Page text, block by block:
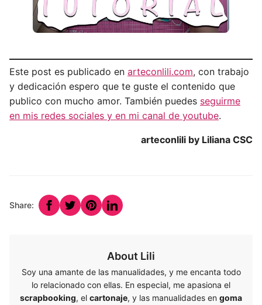
Este post es publicado en arteconlili.com, con trabajo
y dedicación espero que te guste el contenido que
publico con mucho amor. También puedes seguirme
en mis redes sociales y en mi canal de youtube.
arteconlili by Liliana CSC
Share:
About Lili
Soy una amante de las manualidades, y me encanta todo
lo relacionado con ellas. En especial, me apasiona el
scrapbooking, el cartonaje, y las manualidades en goma